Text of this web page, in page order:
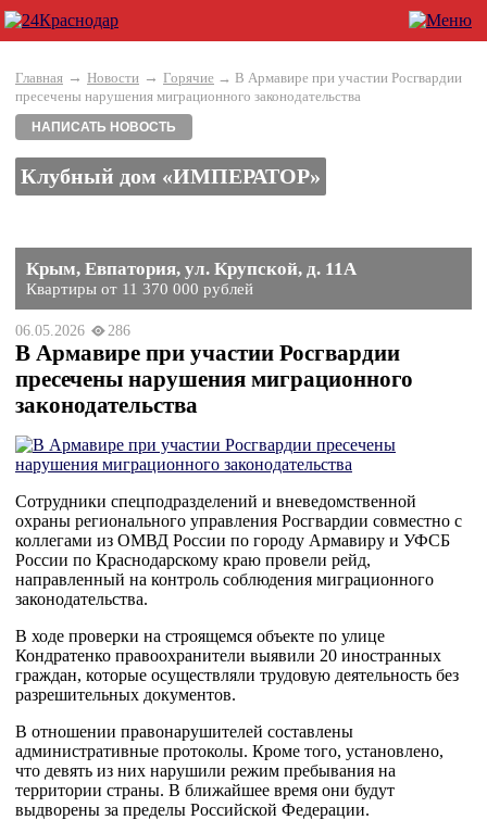
Главная → Новости → Горячие → В Армавире при участии Росгвардии
пресечены нарушения миграционного законодательства
НАПИСАТЬ НОВОСТЬ
Клубный дом «ИМПЕРАТОР»
Крым, Евпатория, ул. Крупской, д. 11А
Квартиры от 11 370 000 рублей
06.05.2026 286
В Армавире при участии Росгвардии
пресечены нарушения миграционного
законодательства
Сотрудники спецподразделений и вневедомственной
охраны регионального управления Росгвардии совместно с
коллегами из ОМВД России по городу Армавиру и УФСБ
России по Краснодарскому краю провели рейд,
направленный на контроль соблюдения миграционного
законодательства.
В ходе проверки на строящемся объекте по улице
Кондратенко правоохранители выявили 20 иностранных
граждан, которые осуществляли трудовую деятельность без
разрешительных документов.
В отношении правонарушителей составлены
административные протоколы. Кроме того, установлено,
что девять из них нарушили режим пребывания на
территории страны. В ближайшее время они будут
выдворены за пределы Российской Федерации.